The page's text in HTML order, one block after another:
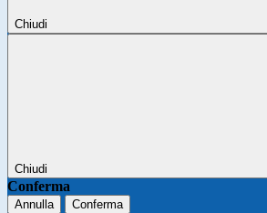
Chiudi
Chiudi
Conferma
Annulla Conferma